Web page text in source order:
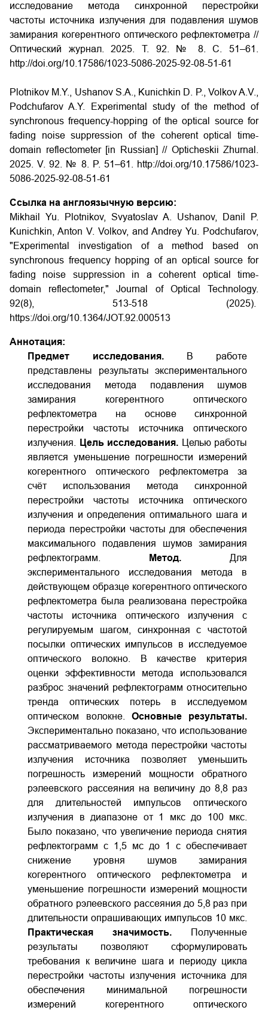
исследование метода синхронной перестройки
частоты источника излучения для подавления шумов
замирания когерентного оптического рефлектометра //
Оптический журнал. 2025. Т. 92. № 8. С. 51–61.
http://doi.org/10.17586/1023-5086-2025-92-08-51-61
Plotnikov M.Y., Ushanov S.A., Kunichkin D. P., Volkov A.V.,
Podchufarov A.Y. Experimental study of the method of
synchronous frequency-hopping of the optical source for
fading noise suppression of the coherent optical time-
domain reflectometer [in Russian] // Opticheskii Zhurnal.
2025. V. 92. № 8. P. 51–61. http://doi.org/10.17586/1023-
5086-2025-92-08-51-61
Ссылка на англоязычную версию:
Mikhail Yu. Plotnikov, Svyatoslav A. Ushanov, Danil P.
Kunichkin, Anton V. Volkov, and Andrey Yu. Podchufarov,
"Experimental investigation of a method based on
synchronous frequency hopping of an optical source for
fading noise suppression in a coherent optical time-
domain reflectometer," Journal of Optical Technology.
92(8), 513-518 (2025).
https://doi.org/10.1364/JOT.92.000513
Аннотация:
Предмет исследования.
В работе
представлены результаты экспериментального
исследования метода подавления шумов
замирания когерентного оптического
рефлектометра на основе синхронной
перестройки частоты источника оптического
излучения.
Цель исследования. Целью работы
является уменьшение погрешности измерений
когерентного оптического рефлектометра за
счёт использования метода синхронной
перестройки частоты источника оптического
излучения и определения оптимального шага и
периода перестройки частоты для обеспечения
максимального подавления шумов замирания
рефлектограмм.
Метод. Для
экспериментального исследования метода в
действующем образце когерентного оптического
рефлектометра была реализована перестройка
частоты источника оптического излучения с
регулируемым шагом, синхронная с частотой
посылки оптических импульсов в исследуемое
оптического волокно. В качестве критерия
оценки эффективности метода использовался
разброс значений рефлектограмм относительно
тренда оптических потерь в исследуемом
оптическом волокне. Основные результаты.
Экспериментально показано, что использование
рассматриваемого метода перестройки частоты
излучения источника позволяет уменьшить
погрешность измерений мощности обратного
рэлеевского рассеяния на величину до 8,8 раз
для длительностей импульсов оптического
излучения в диапазоне от 1 мкс до 100 мкс.
Было показано, что увеличение периода снятия
рефлектограмм с 1,5 мс до 1 с обеспечивает
снижение уровня шумов замирания
когерентного оптического рефлектометра и
уменьшение погрешности измерений мощности
обратного рэлеевского рассеяния до 5,8 раз при
длительности опрашивающих импульсов 10 мкс.
Практическая значимость. Полученные
результаты позволяют сформулировать
требования к величине шага и периоду цикла
перестройки частоты излучения источника для
обеспечения минимальной погрешности
измерений когерентного оптического